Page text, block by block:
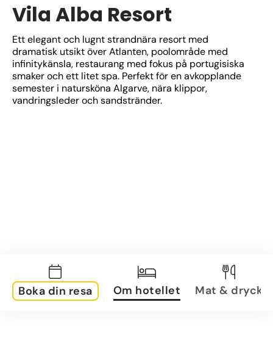
Vila Alba Resort
Ett elegant och lugnt strandnära resort med
dramatisk utsikt över Atlanten, poolområde med
infinitykänsla, restaurang med fokus på portugisiska
smaker och ett litet spa. Perfekt för en avkopplande
semester i natursköna Algarve, nära klippor,
vandringsleder och sandstränder.
Boka din resa Om hotellet Mat & dryck